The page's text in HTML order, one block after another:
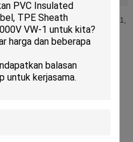
jaket PVC, 90 ℃, 1000 V VW-1,